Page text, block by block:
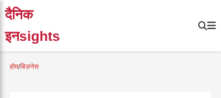
दैनिक
इनsights
होम/बिज़नेस